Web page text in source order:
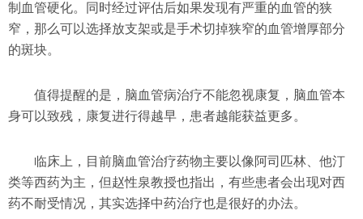
制血管硬化。同时经过评估后如果发现有严重的血管的狭
窄，那么可以选择放支架或是手术切掉狭窄的血管增厚部分
的斑块。
值得提醒的是，脑血管病治疗不能忽视康复，脑血管本
身可以致残，康复进行得越早，患者越能获益更多。
临床上，目前脑血管治疗药物主要以像阿司匹林、他汀
类等西药为主，但赵性泉教授也指出，有些患者会出现对西
药不耐受情况，其实选择中药治疗也是很好的办法。